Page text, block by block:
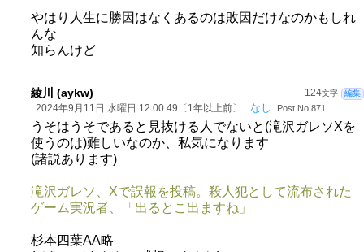
やはり人生に勝因はなくあるのは敗因だけなのかもしれ
んな
知らんけど
124文字 編集
綾川 (aykw)
2024年9月11日 水曜日 12:00:49〔1年以上前〕 なし Post No.871
うそはうそであると見抜ける人でないと(滝沢ガレソXを
使うのは)難しいなのか、私気になります
(諸説あります)
滝沢ガレソ、Xで誤報を投稿。殺人犯として流布された
ゲーム実況者、「出るとこ出ますね」
杉本四葉AA略